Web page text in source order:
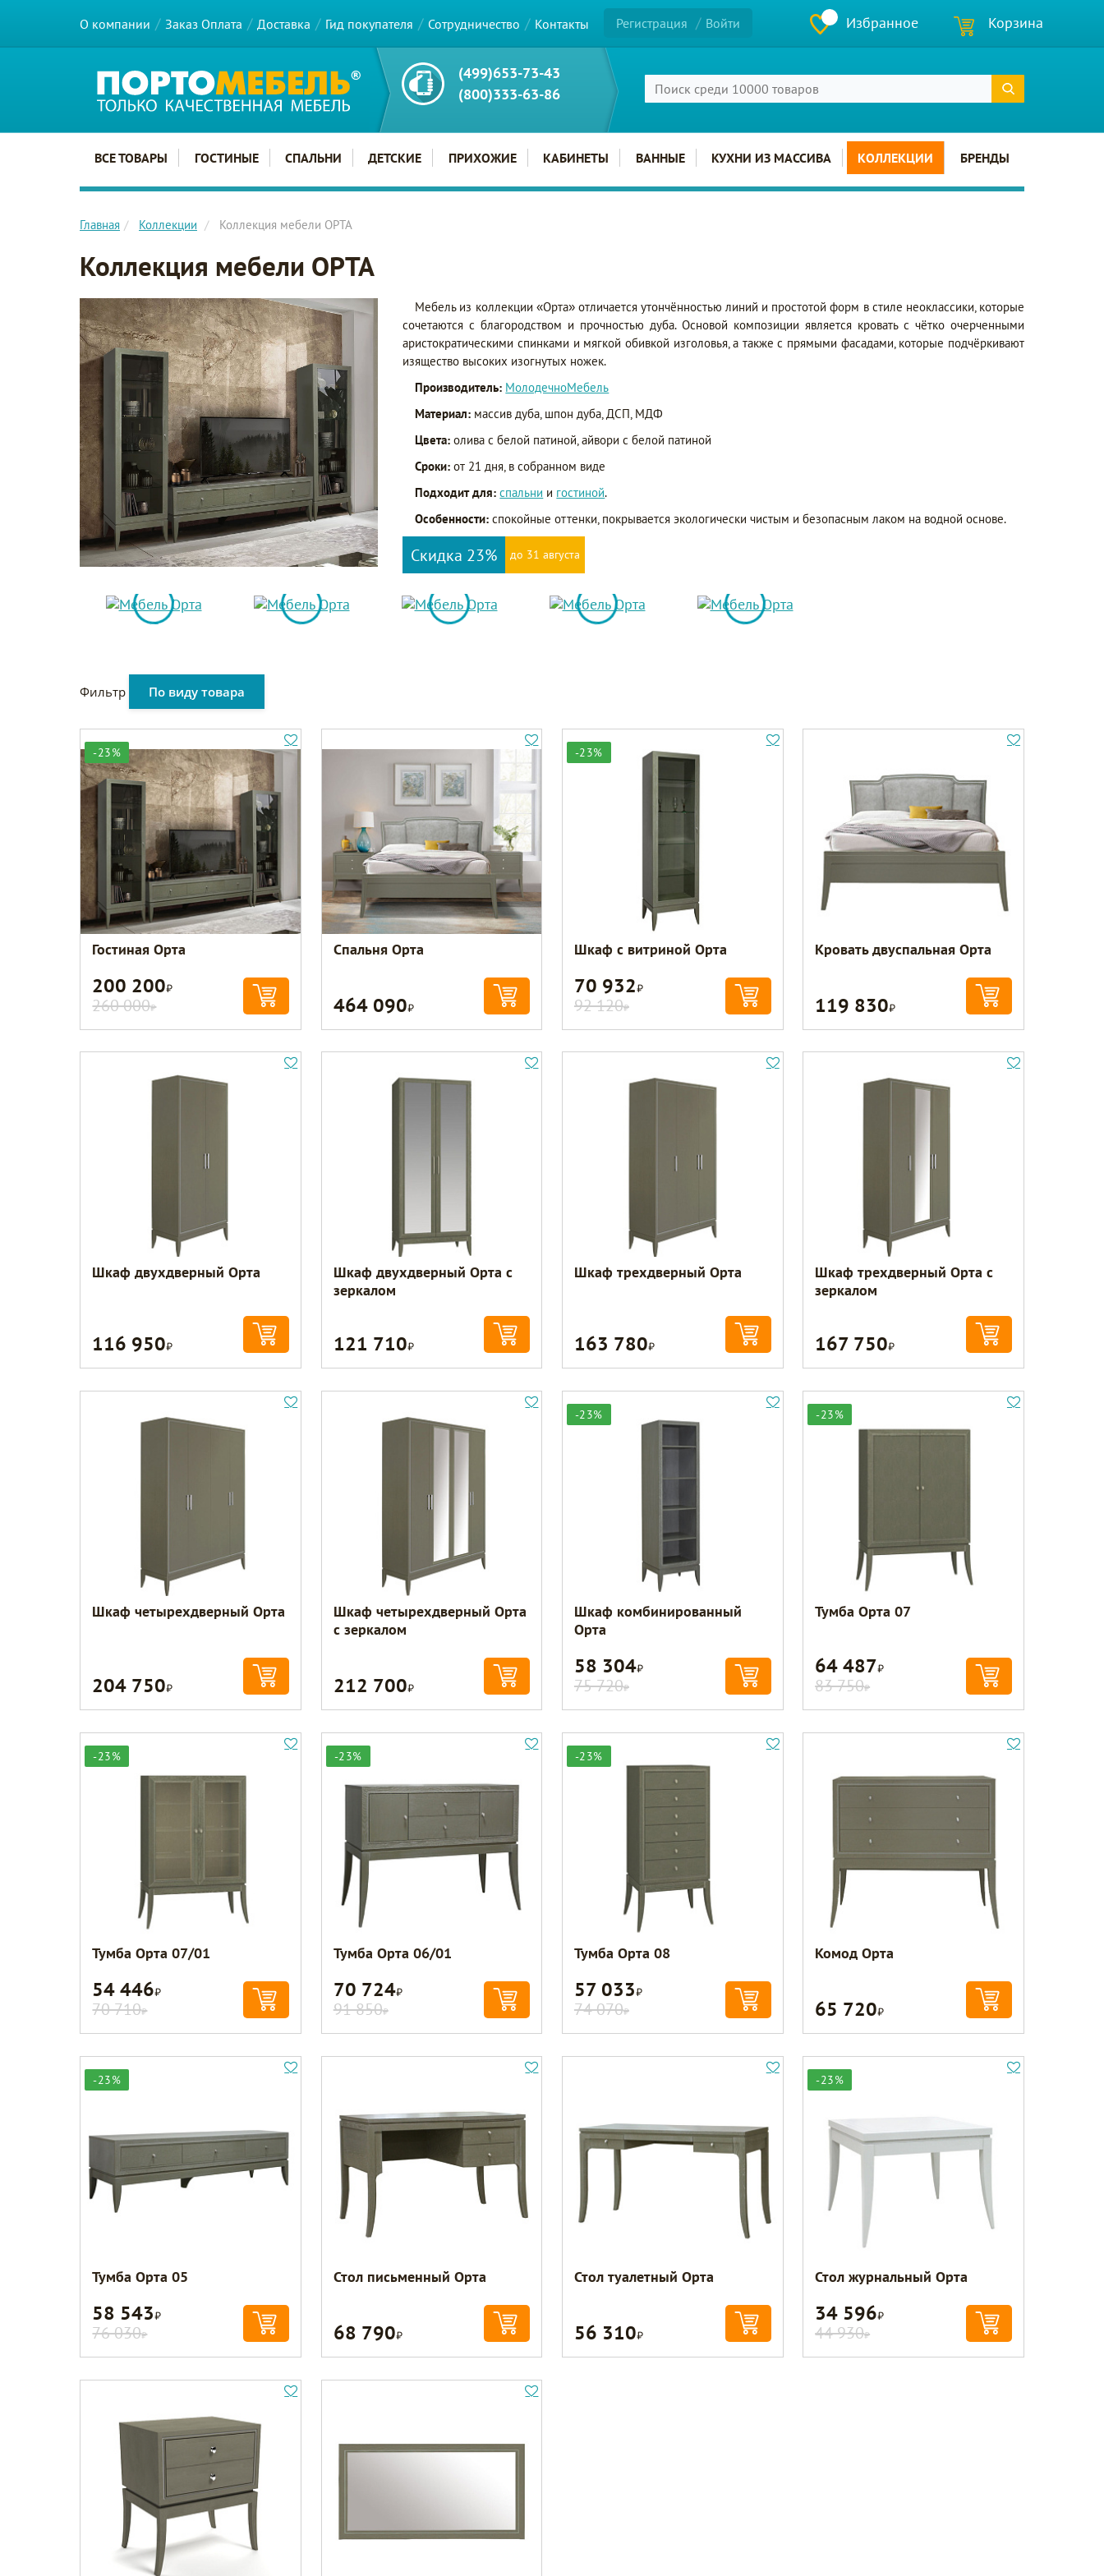
О компании Заказ Оплата Доставка Гид покупателя Сотрудничество Контакты Регистрация Войти Избранное Корзина
(499)653-73-43
(800)333-63-86
Главное меню сайта
ВСЕ ТОВАРЫ ГОСТИНЫЕ СПАЛЬНИ ДЕТСКИЕ ПРИХОЖИЕ КАБИНЕТЫ ВАННЫЕ КУХНИ ИЗ МАССИВА КОЛЛЕКЦИИ БРЕНДЫ
Главная Коллекции Коллекция мебели ОРТА
Коллекция мебели ОРТА
Мебель из коллекции «Орта» отличается утончённостью линий и простотой форм в стиле неоклассики, которые
сочетаются с благородством и прочностью дуба. Основой композиции является кровать с чётко очерченными
аристократическими спинками и мягкой обивкой изголовья, а также с прямыми фасадами, которые подчёркивают
изящество высоких изогнутых ножек.
Производитель: МолодечноМебель
Материал: массив дуба, шпон дуба, ДСП, МДФ
Цвета: олива с белой патиной, айвори с белой патиной
Сроки: от 21 дня, в собранном виде
Подходит для: спальни и гостиной.
Особенности: спокойные оттенки, покрывается экологически чистым и безопасным лаком на водной основе.
Скидка 23% до 31 августа
Фильтр По виду товара
-23%
Гостиная Орта
200 200Р
260 000Р
Спальня Орта
464 090Р
-23%
Шкаф с витриной Орта
70 932Р
92 120Р
Кровать двуспальная Орта
119 830Р
Шкаф двухдверный Орта
116 950Р
Шкаф двухдверный Орта с
зеркалом
121 710Р
Шкаф трехдверный Орта
163 780Р
Шкаф трехдверный Орта с
зеркалом
167 750Р
Шкаф четырехдверный Орта
204 750Р
Шкаф четырехдверный Орта
с зеркалом
212 700Р
-23%
Шкаф комбинированный
Орта
58 304Р
75 720Р
-23%
Тумба Орта 07
64 487Р
83 750Р
-23%
Тумба Орта 07/01
54 446Р
70 710Р
-23%
Тумба Орта 06/01
70 724Р
91 850Р
-23%
Тумба Орта 08
57 033Р
74 070Р
Комод Орта
65 720Р
-23%
Тумба Орта 05
58 543Р
76 030Р
Стол письменный Орта
68 790Р
Стол туалетный Орта
56 310Р
-23%
Стол журнальный Орта
34 596Р
44 930Р